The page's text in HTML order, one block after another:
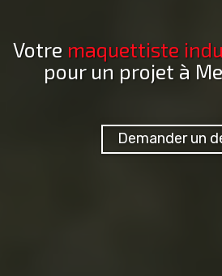
Votre maquettiste
pour un projet à
Demander un